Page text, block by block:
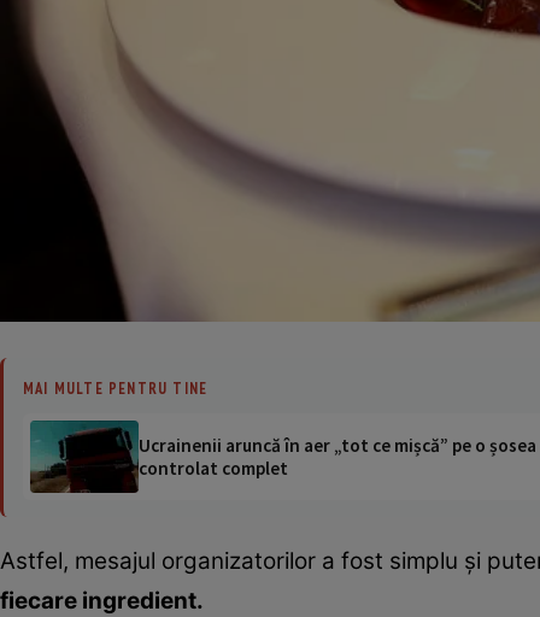
MAI MULTE PENTRU TINE
Ucrainenii aruncă în aer „tot ce mișcă” pe o
controlat complet
Astfel, mesajul organizatorilor a fost simplu și
fiecare ingredient.